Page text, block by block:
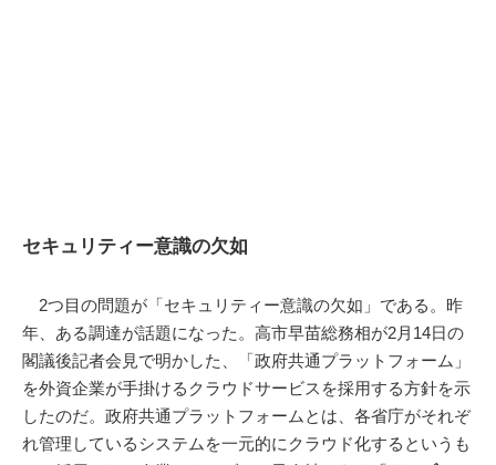
セキュリティー意識の欠如
2つ目の問題が「セキュリティー意識の欠如」である。昨
年、ある調達が話題になった。高市早苗総務相が2月14日の
閣議後記者会見で明かした、「政府共通プラットフォーム」
を外資企業が手掛けるクラウドサービスを採用する方針を示
したのだ。政府共通プラットフォームとは、各省庁がそれぞ
れ管理しているシステムを一元的にクラウド化するというも